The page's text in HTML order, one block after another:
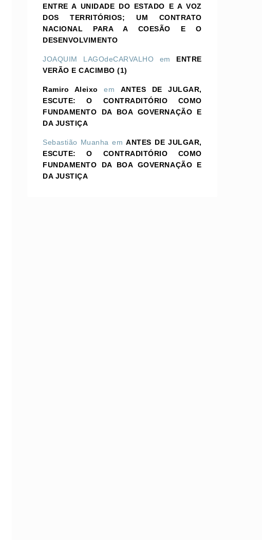
ENTRE A UNIDADE DO ESTADO E A VOZ
DOS TERRITÓRIOS; UM CONTRATO
NACIONAL PARA A COESÃO E O
DESENVOLVIMENTO
JOAQUIM LAGOdeCARVALHO em ENTRE
VERÃO E CACIMBO (1)
Ramiro Aleixo em ANTES DE JULGAR,
ESCUTE: O CONTRADITÓRIO COMO
FUNDAMENTO DA BOA GOVERNAÇÃO E
DA JUSTIÇA
Sebastião Muanha emANTES DE JULGAR,
ESCUTE: O CONTRADITÓRIO COMO
FUNDAMENTO DA BOA GOVERNAÇÃO E
DA JUSTIÇA